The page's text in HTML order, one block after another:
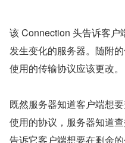
该 Connection 头告诉客
发生变化的服务器。随附
使用的传输协议应该更改。
既然服务器知道客户端想
使用的协议，服务器知道
告诉它客户端想要在剩余